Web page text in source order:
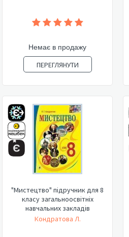
Немає в продажу
ПЕРЕГЛЯНУТИ
"Мистецтво" підручник для 8
класу загальноосвітніх
навчальних закладів
Кондратова Л.